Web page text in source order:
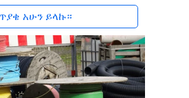
አሁን ይላኩ።